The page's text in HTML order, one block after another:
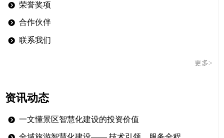
뀹 荣誉奖项
뀹 联系我们
뀹 合作伙伴
更多>
资讯动态
뀹 一文懂景区智慧化建设的投资价值